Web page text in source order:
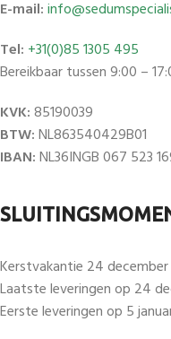
E-mail:
Tel: +31(0)85 1305 495
Bereikbaar tussen 9:00 –
KVK:85190039
BTW:NL863540429B01
IBAN:NL36INGB 067 523
Kerstvakantie 24
Laatste leveringen op 24
Eerste leveringen op 5